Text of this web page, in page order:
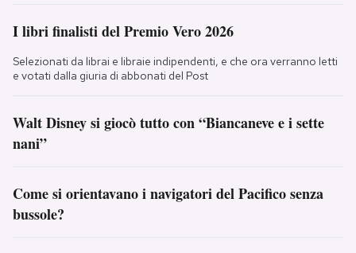
I libri finalisti del Premio Vero 2026
Selezionati da librai e libraie indipendenti, e che ora verranno letti
e votati dalla giuria di abbonati del Post
Walt Disney si giocò tutto con “Biancaneve e i sette
nani”
Come si orientavano i navigatori del Pacifico senza
bussole?